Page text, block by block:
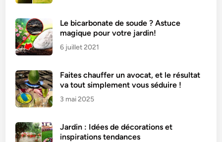
Le bicarbonate de soude ? Astuce
magique pour votre jardin!
6 juillet 2021
Faites chauffer un avocat, et le résultat
va tout simplement vous séduire !
3 mai 2025
Jardin : Idées de décorations et
inspirations tendances